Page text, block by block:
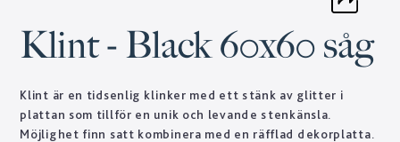
Klint - Black 60x60 såg
Klint är en tidsenlig klinker med ett stänk av glitter i
plattan som tillför en unik och levande stenkänsla.
Möjlighet finn satt kombinera med en räfflad dekorplatta.